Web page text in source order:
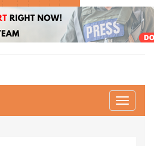
Toggle